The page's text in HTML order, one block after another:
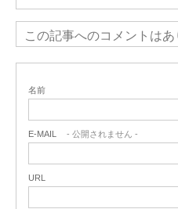
この記事へのコメントはあ
名前
E-MAIL - 公開されません -
URL